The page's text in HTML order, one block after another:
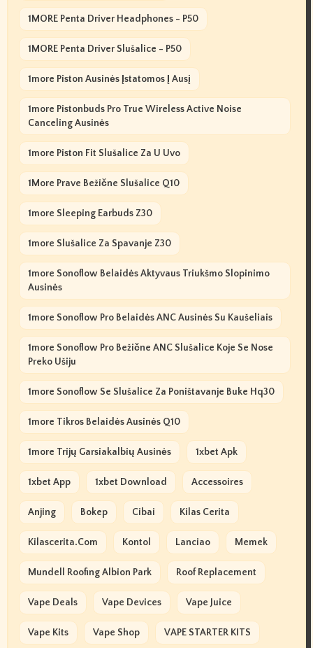
1MORE Penta Driver Headphones - P50
1MORE Penta Driver Slušalice - P50
1more Piston Ausinės Įstatomos Į Ausį
1more Pistonbuds Pro True Wireless Active Noise
Canceling Ausinės
1more Piston Fit Slušalice Za U Uvo
1More Prave Bežične Slušalice Q10
1more Sleeping Earbuds Z30
1more Slušalice Za Spavanje Z30
1more Sonoflow Belaidės Aktyvaus Triukšmo Slopinimo
Ausinės
1more Sonoflow Pro Belaidės ANC Ausinės Su Kaušeliais
1more Sonoflow Pro Bežične ANC Slušalice Koje Se Nose
Preko Ušiju
1more Sonoflow Se Slušalice Za Poništavanje Buke Hq30
1more Tikros Belaidės Ausinės Q10
1more Trijų Garsiakalbių Ausinės 1xbet Apk
1xbet App 1xbet Download Accessoires
Anjing Bokep Cibai Kilas Cerita
Kilascerita.com Kontol Lanciao Memek
Mundell Roofing Albion Park Roof Replacement
Vape Deals Vape Devices Vape Juice
Vape Kits Vape Shop VAPE STARTER KITS